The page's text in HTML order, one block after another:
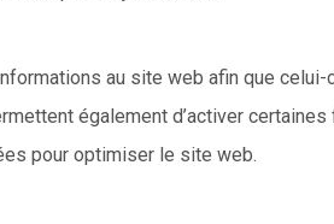
au site web afin que
également d’activer
pour optimiser le site web.